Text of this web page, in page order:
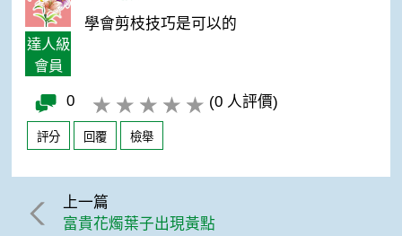
達人級
會員
學會剪枝技巧是可以的
0 (0 人評價)
評分 回覆 檢舉
上一篇
富貴花燭葉子出現黃點